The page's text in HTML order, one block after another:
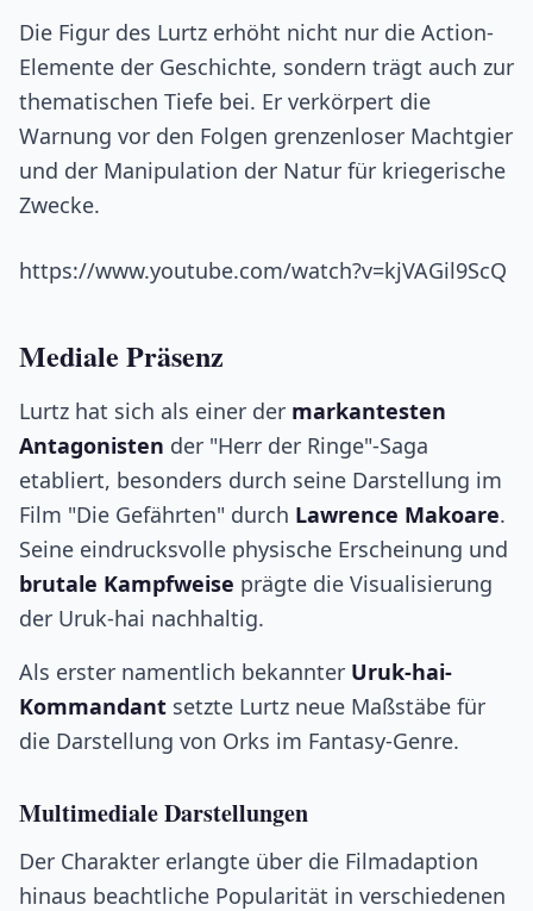
Die Figur des Lurtz erhöht nicht nur die Action-
Elemente der Geschichte, sondern trägt auch zur
thematischen Tiefe bei. Er verkörpert die
Warnung vor den Folgen grenzenloser Machtgier
und der Manipulation der Natur für kriegerische
Zwecke.
https://www.youtube.com/watch?v=kjVAGil9ScQ
Mediale Präsenz
Lurtz hat sich als einer der markantesten
Antagonisten der "Herr der Ringe"-Saga
etabliert, besonders durch seine Darstellung im
Film "Die Gefährten" durch Lawrence Makoare.
Seine eindrucksvolle physische Erscheinung und
brutale Kampfweise prägte die Visualisierung
der Uruk-hai nachhaltig.
Als erster namentlich bekannter Uruk-hai-
Kommandant setzte Lurtz neue Maßstäbe für
die Darstellung von Orks im Fantasy-Genre.
Multimediale Darstellungen
Der Charakter erlangte über die Filmadaption
hinaus beachtliche Popularität in verschiedenen